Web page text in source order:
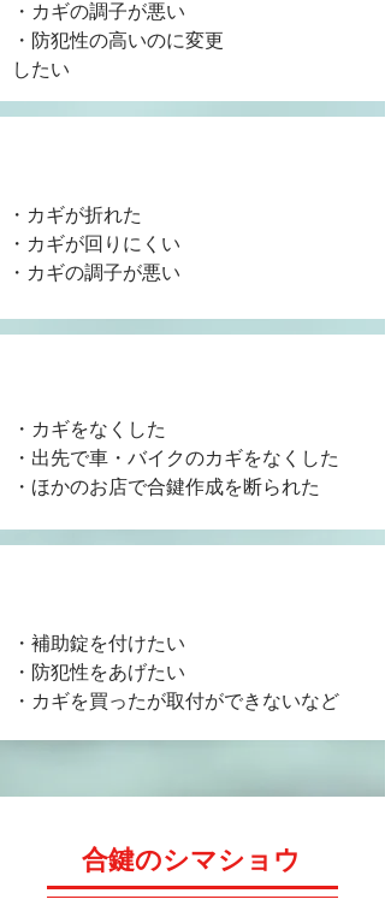
・カギの調子が悪い
​・防犯性の高いのに変更
​したい
・カギが折れた
・カギが回りにくい
​・カギの調子が悪い
・カギをなくした
・出先で車・バイクのカギをなくした
​・ほかのお店で合鍵作成を断られた
・補助錠を付けたい
・防犯性をあげたい
​・カギを買ったが取付ができないなど
​合鍵のシマショウ